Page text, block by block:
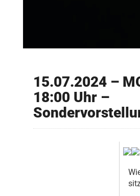
15.07.2024 –
18:00 Uhr –